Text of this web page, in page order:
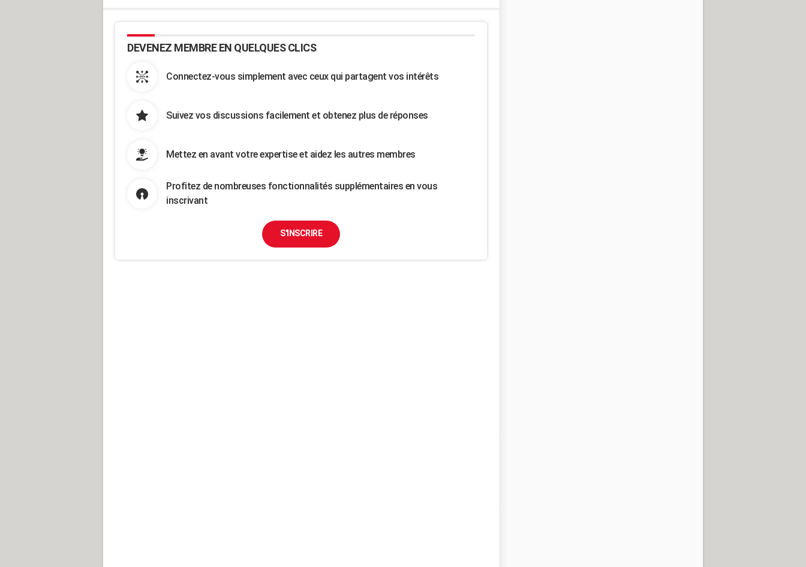
DEVENEZ MEMBRE EN QUELQUES CLICS
Connectez-vous simplement avec ceux qui partagent vos intérêts
Suivez vos discussions facilement et obtenez plus de réponses
Mettez en avant votre expertise et aidez les autres membres
Profitez de nombreuses fonctionnalités supplémentaires en vous
inscrivant
S'INSCRIRE